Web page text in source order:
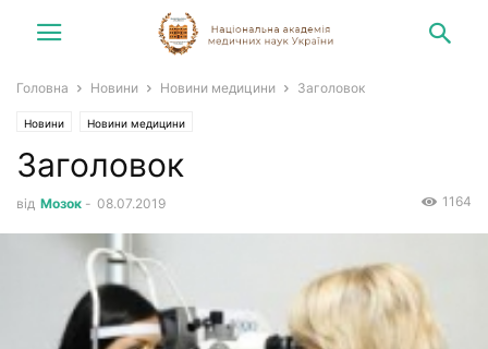
Головна Новини Новини медицини Заголовок
Новини Новини медицини
Заголовок
від Мозок - 08.07.2019 1164